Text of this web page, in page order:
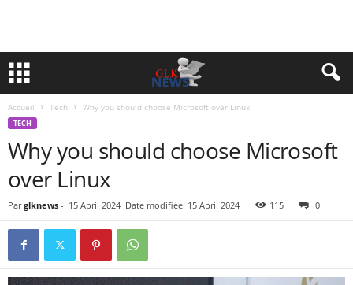
Accueil Tech Why you should choose Microsoft over Linux
TECH
Why you should choose Microsoft
over Linux
Par glknews - 15 April 2024 Date modifiée: 15 April 2024 115 0